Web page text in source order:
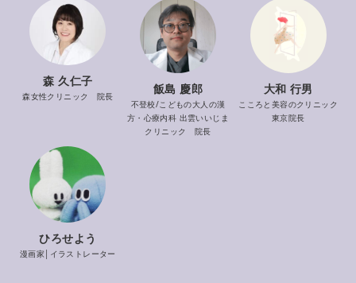
森 久仁子
森女性クリニック 院長
飯島 慶郎
不登校/こどもの大人の漢
方・心療内科 出雲いいじま
クリニック 院長
大和 行男
こころと美容のクリニック
東京院長
ひろせよう
漫画家│イラストレーター